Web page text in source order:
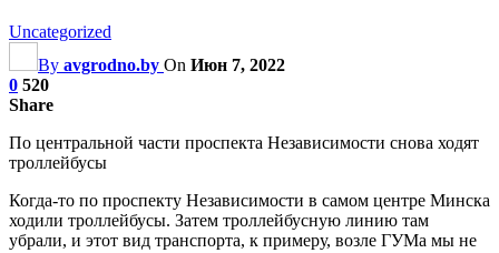
Uncategorized
By avgrodno.by On Июн 7, 2022
0 520
Share
По центральной части проспекта Независимости снова ходят
троллейбусы
Когда-то по проспекту Независимости в самом центре Минска
ходили троллейбусы. Затем троллейбусную линию там
убрали, и этот вид транспорта, к примеру, возле ГУМа мы не